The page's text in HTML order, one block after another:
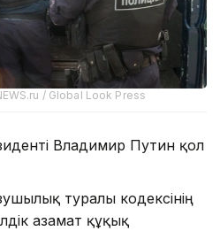
/ Global Look Press
Владимир Путин қол
туралы кодексінің
азамат құқық